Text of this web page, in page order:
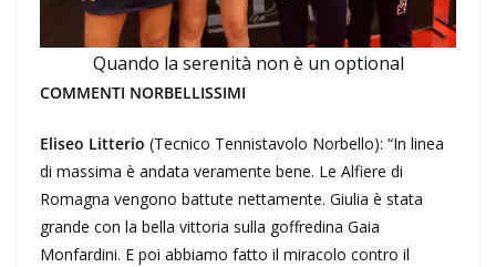
Quando la serenità non è un optional
COMMENTI NORBELLISSIMI
Eliseo Litterio (Tecnico Tennistavolo Norbello): “In linea
di massima è andata veramente bene. Le Alfiere di
Romagna vengono battute nettamente. Giulia è stata
grande con la bella vittoria sulla goffredina Gaia
Monfardini. E poi abbiamo fatto il miracolo contro il